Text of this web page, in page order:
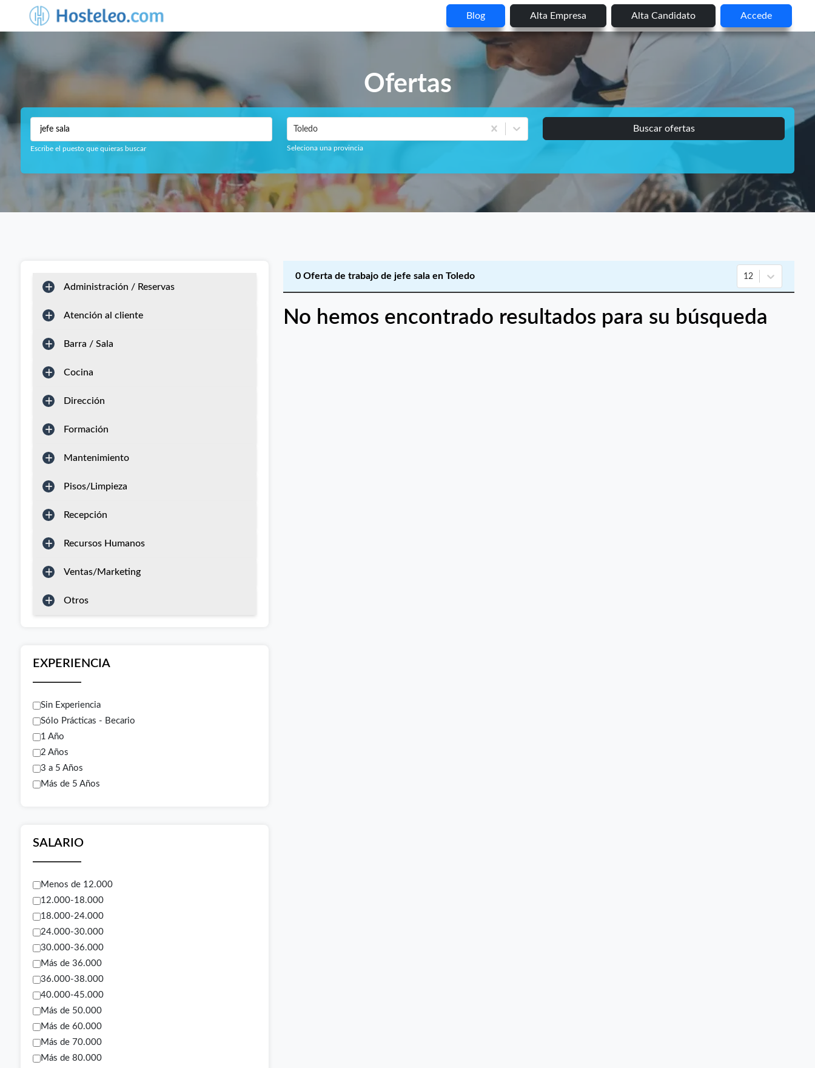
Blog Alta Empresa Alta Candidato Accede
Ofertas
Escribe el puesto que quieras buscar
Toledo
Seleciona una provincia
Buscar ofertas
Administración / Reservas
Atención al cliente
Barra / Sala
Cocina
Dirección
Formación
Mantenimiento
Pisos/Limpieza
Recepción
Recursos Humanos
Ventas/Marketing
Otros
EXPERIENCIA
Sin Experiencia
Sólo Prácticas - Becario
1 Año
2 Años
3 a 5 Años
Más de 5 Años
SALARIO
Menos de 12.000
12.000-18.000
18.000-24.000
24.000-30.000
30.000-36.000
Más de 36.000
36.000-38.000
40.000-45.000
Más de 50.000
Más de 60.000
Más de 70.000
Más de 80.000
0 Oferta de trabajo de jefe sala en Toledo 12
No hemos encontrado resultados para su búsqueda